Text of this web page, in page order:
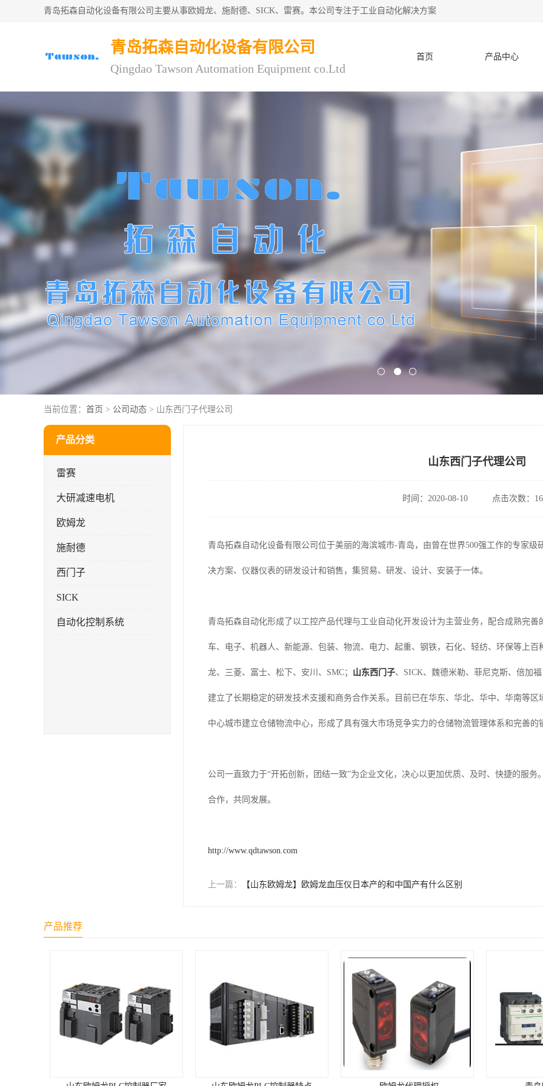
青岛拓森自动化设备有限公司主要从事欧姆龙、施耐德、SICK、雷赛。本公司专注于工业自动化解决方案
青岛拓森自动化设备有限公司
Qingdao Tawson Automation Equipment co.Ltd
首页 产品中心
当前位置： 首页 > 公司动态 > 山东西门子代理公司
产品分类
雷赛
大研减速电机
欧姆龙
施耐德
西门子
SICK
自动化控制系统
山东西门子代理公司
时间：2020-08-10 点击次数：
青岛拓森自动化设备有限公司位于美丽的海滨城市-青岛，由曾在世界500强工作的专家
决方案、仪器仪表的研发设计和销售，集贸易、研发、设计、安装于一体。
青岛拓森自动化形成了以工控产品代理与工业自动化开发设计为主营业务，配合成熟完
车、电子、机器人、新能源、包装、物流、电力、起重、钢铁，石化、轻纺、环保等上
龙、三菱、富士、松下、安川、SMC； 山东西门子、SICK、魏德米勒、菲尼克斯、倍加
建立了长期稳定的研发技术支援和商务合作关系。目前已在华东、华北、华中、华南等
中心城市建立仓储物流中心，形成了具有强大市场竞争实力的仓储物流管理体系和完善的
公司一直致力于“开拓创新，团结一致”为企业文化，决心以更加优质、及时、快捷的服
合作，共同发展。
http://www.qdtawson.com
上一篇： 【山东欧姆龙】欧姆龙血压仪日本产的和中国产有什么区别
产品推荐